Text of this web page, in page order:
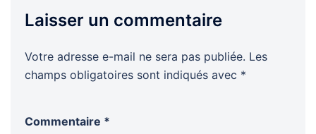
Laisser un commentaire
Votre adresse e-mail ne sera pas publiée. Les
champs obligatoires sont indiqués avec *
Commentaire *